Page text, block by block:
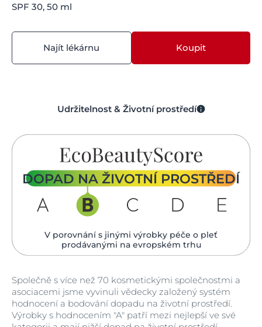
SPF 30, 50 ml
Najít lékárnu Koupit
Udržitelnost & Životní prostředí
DOPAD NA ŽIVOTNÍ PROSTŘEDÍ
V porovnání s jinými výrobky péče o pleť
prodávanými na evropském trhu
Společně s více než 70 kosmetickými společnostmi a
asociacemi jsme vyvinuli vědecky založený systém
hodnocení a bodování dopadu na životní prostředí.
Výrobky s hodnocením "A" patří mezi nejlepší ve své